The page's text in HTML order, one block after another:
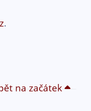
.
na začátek